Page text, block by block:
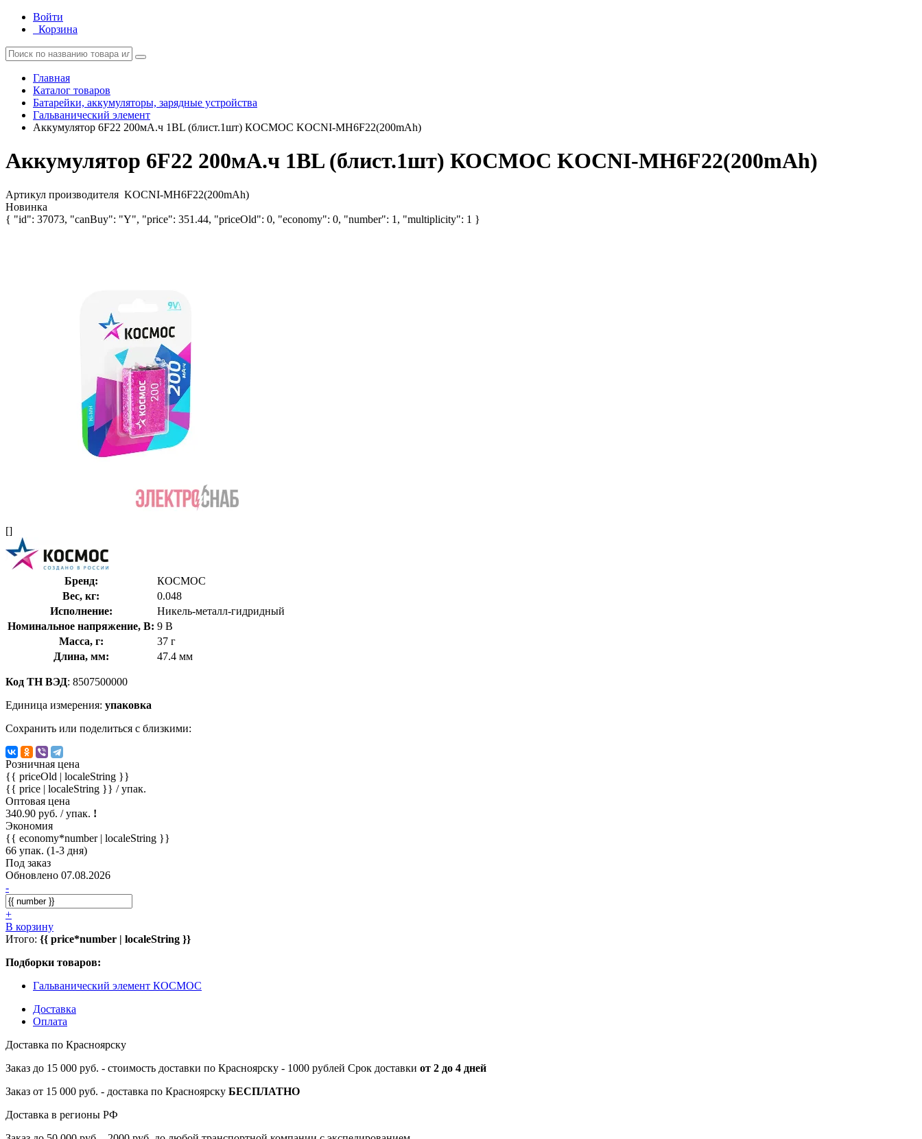
Войти
Корзина
Главная
Каталог товаров
Батарейки, аккумуляторы, зарядные устройства
Гальванический элемент
Аккумулятор 6F22 200мА.ч 1BL (блист.1шт) КОСМОС KOCNI-MH6F22(200mAh)
Аккумулятор 6F22 200мА.ч 1BL (блист.1шт) КОСМОС KOCNI-MH6F22(200mAh)
Артикул производителя KOCNI-MH6F22(200mAh)
Новинка
{ "id": 37073, "canBuy": "Y", "price": 351.44, "priceOld": 0, "economy": 0, "number": 1, "multiplicity": 1 }
[]
Бренд:
КОСМОС
Вес, кг:
0.048
Исполнение:
Никель-металл-гидридный
Номинальное напряжение, В: 9 В
Масса, г:
37 г
Длина, мм:
47.4 мм
Код ТН ВЭД: 8507500000
Единица измерения: упаковка
Сохранить или поделиться с близкими:
Розничная цена
{{ priceOld | localeString }}
{{ price | localeString }} / упак.
Оптовая цена
340.90 руб. / упак. !
Экономия
{{ economy*number | localeString }}
66 упак. (1-3 дня)
Под заказ
Обновлено 07.08.2026
-
+
В корзину
Итого: {{ price*number | localeString }}
Подборки товаров:
Гальванический элемент КОСМОС
Доставка
Оплата
Доставка по Красноярску
Заказ до 15 000 руб. - стоимость доставки по Красноярску - 1000 рублей Срок доставки от 2 до 4 дней
Заказ от 15 000 руб. - доставка по Красноярску БЕСПЛАТНО
Доставка в регионы РФ